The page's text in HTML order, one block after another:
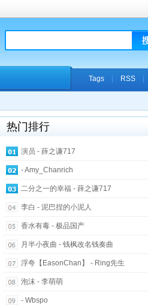
Tags| RSS|
热门排行
演员 - 薛之谦717
- Amy_Chanrich
二分之一的幸福 - 薛之谦717
李白 - 泥巴捏的小泥人
香水有毒 - 极品国产
月半小夜曲 - 钱枫改名钱奏曲
浮夸【EasonChan】 - Ring先生
泡沫 - 李萌萌
- Wbspo